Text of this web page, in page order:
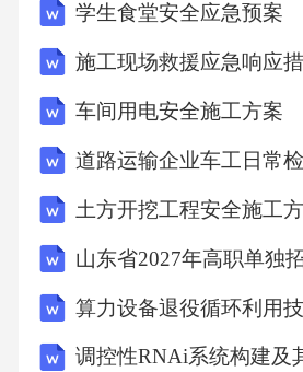
学生食堂安全应急预案
施工现场救援应急响应
车间用电安全施工方案
道路运输企业车工日常
土方开挖工程安全施工
算力设备退役循环利用